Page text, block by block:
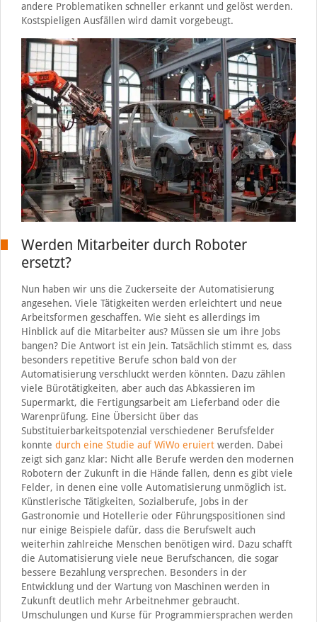
andere Problematiken schneller erkannt und gelöst werden.
Kostspieligen Ausfällen wird damit vorgebeugt.
Werden Mitarbeiter durch Roboter
ersetzt?
Nun haben wir uns die Zuckerseite der Automatisierung
angesehen. Viele Tätigkeiten werden erleichtert und neue
Arbeitsformen geschaffen. Wie sieht es allerdings im
Hinblick auf die Mitarbeiter aus? Müssen sie um ihre Jobs
bangen? Die Antwort ist ein Jein. Tatsächlich stimmt es, dass
besonders repetitive Berufe schon bald von der
Automatisierung verschluckt werden könnten. Dazu zählen
viele Bürotätigkeiten, aber auch das Abkassieren im
Supermarkt, die Fertigungsarbeit am Lieferband oder die
Warenprüfung. Eine Übersicht über das
Substituierbarkeitspotenzial verschiedener Berufsfelder
konnte durch eine Studie auf WiWo eruiertwerden. Dabei
zeigt sich ganz klar: Nicht alle Berufe werden den modernen
Robotern der Zukunft in die Hände fallen, denn es gibt viele
Felder, in denen eine volle Automatisierung unmöglich ist.
Künstlerische Tätigkeiten, Sozialberufe, Jobs in der
Gastronomie und Hotellerie oder Führungspositionen sind
nur einige Beispiele dafür, dass die Berufswelt auch
weiterhin zahlreiche Menschen benötigen wird. Dazu schafft
die Automatisierung viele neue Berufschancen, die sogar
bessere Bezahlung versprechen. Besonders in der
Entwicklung und der Wartung von Maschinen werden in
Zukunft deutlich mehr Arbeitnehmer gebraucht.
Umschulungen und Kurse für Programmiersprachen werden